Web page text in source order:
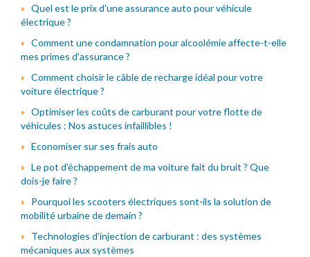
Quel est le prix d'une assurance auto pour véhicule
électrique ?
Comment une condamnation pour alcoolémie affecte-t-elle
mes primes d'assurance ?
Comment choisir le câble de recharge idéal pour votre
voiture électrique ?
Optimiser les coûts de carburant pour votre flotte de
véhicules : Nos astuces infaillibles !
Economiser sur ses frais auto
Le pot d'échappement de ma voiture fait du bruit ? Que
dois-je faire ?
Pourquoi les scooters électriques sont-ils la solution de
mobilité urbaine de demain ?
Technologies d'injection de carburant : des systèmes
mécaniques aux systèmes